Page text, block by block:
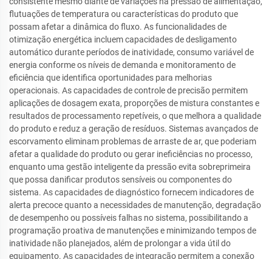
flutuações de temperatura ou características do produto que
possam afetar a dinâmica do fluxo. As funcionalidades de
otimização energética incluem capacidades de desligamento
automático durante períodos de inatividade, consumo variável de
energia conforme os níveis de demanda e monitoramento de
eficiência que identifica oportunidades para melhorias
operacionais. As capacidades de controle de precisão permitem
aplicações de dosagem exata, proporções de mistura constantes e
resultados de processamento repetíveis, o que melhora a qualidade
do produto e reduz a geração de resíduos. Sistemas avançados de
escorvamento eliminam problemas de arraste de ar, que poderiam
afetar a qualidade do produto ou gerar ineficiências no processo,
enquanto uma gestão inteligente da pressão evita sobreprimeira
que possa danificar produtos sensíveis ou componentes do
sistema. As capacidades de diagnóstico fornecem indicadores de
alerta precoce quanto a necessidades de manutenção, degradação
de desempenho ou possíveis falhas no sistema, possibilitando a
programação proativa de manutenções e minimizando tempos de
inatividade não planejados, além de prolongar a vida útil do
equipamento. As capacidades de integração permitem a conexão